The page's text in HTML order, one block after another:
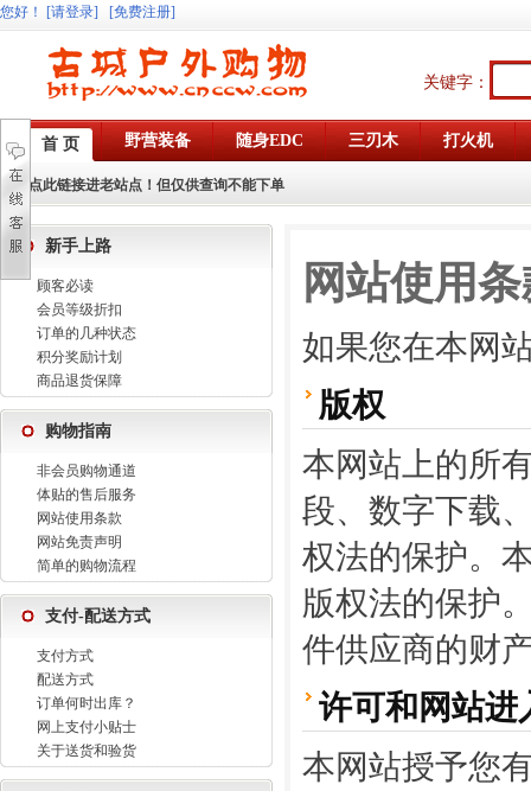
您好 ！ [请登录] [免费注册]
关键字：
首 页 野营装备 随身EDC 三刃木 打火机
点此链接进老站点！但仅供查询不能下单
新手上路
顾客必读
会员等级折扣
订单的几种状态
积分奖励计划
商品退货保障
购物指南
非会员购物通道
体贴的售后服务
网站使用条款
网站免责声明
简单的购物流程
支付-配送方式
支付方式
配送方式
订单何时出库？
网上支付小贴士
关于送货和验货
网站使用
如果您在本网
版权
本网站上的所
段、数字下载
权法的保护。
版权法的保护
件供应商的财
许可和网站进
本网站授予您